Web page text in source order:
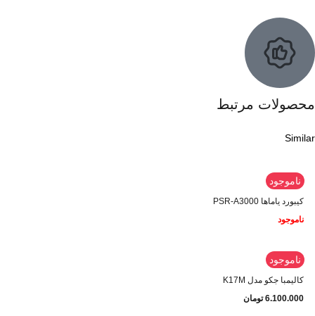
محصولات مرتبط
Similar
ناموجود
کیبورد یاماها PSR-A3000
ناموجود
ناموجود
کالیمبا جکو مدل K17M
6.100.000 تومان